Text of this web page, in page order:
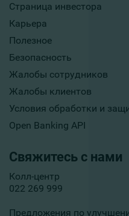
Страница инвестора
Карьера
Полезное
Безопасность
Жалобы сотрудников
Жалобы клиентов
Условия обработки и
Open Banking API
Свяжитесь с нами
Колл-центр
022 269 999
Предложения по